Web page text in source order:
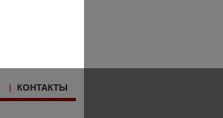
| КОНТАКТЫ